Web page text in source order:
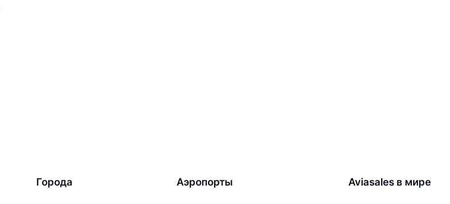
Города Аэропорты Aviasales в мире